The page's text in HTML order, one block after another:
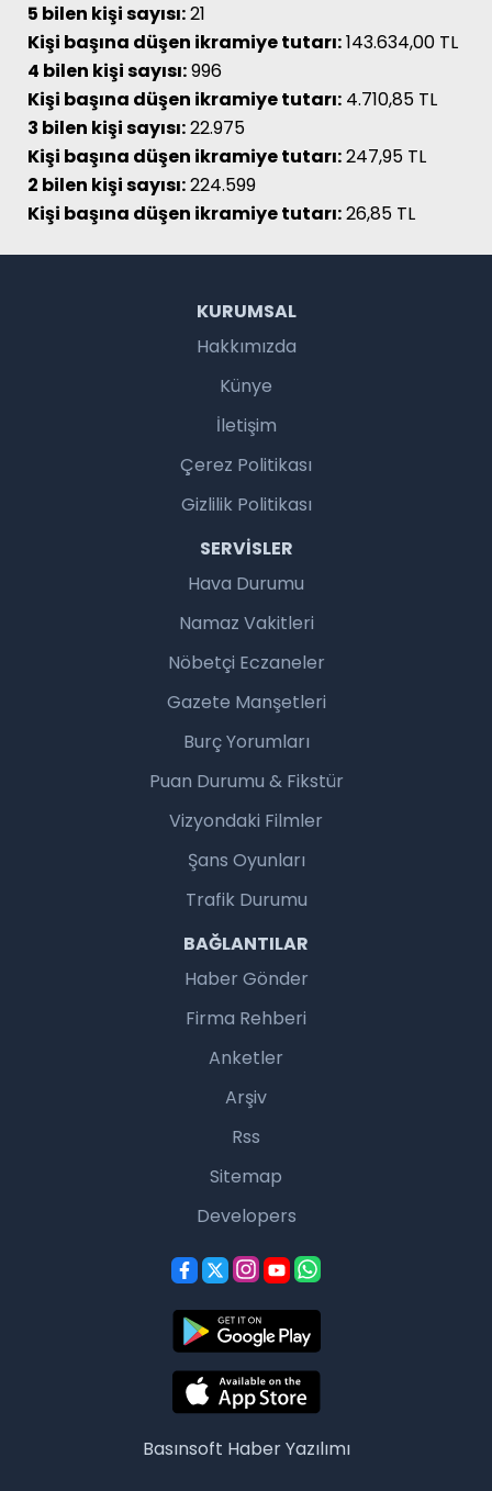
5 bilen kişi sayısı:21
Kişi başına düşen ikramiye tutarı:143.634,00 TL
4 bilen kişi sayısı:996
Kişi başına düşen ikramiye tutarı: 4.710,85 TL
3 bilen kişi sayısı:22.975
Kişi başına düşen ikramiye tutarı:247,95 TL
2 bilen kişi sayısı:224.599
Kişi başına düşen ikramiye tutarı:26,85 TL
KURUMSAL
Hakkımızda
Künye
İletişim
Çerez Politikası
Gizlilik Politikası
SERVISLER
Hava Durumu
Namaz Vakitleri
Nöbetçi Eczaneler
Gazete Manşetleri
Burç Yorumları
Puan Durumu & Fikstür
Vizyondaki Filmler
Şans Oyunları
Trafik Durumu
BAĞLANTILAR
Haber Gönder
Firma Rehberi
Anketler
Arşiv
Rss
Sitemap
Developers
Basınsoft Haber Yazılımı